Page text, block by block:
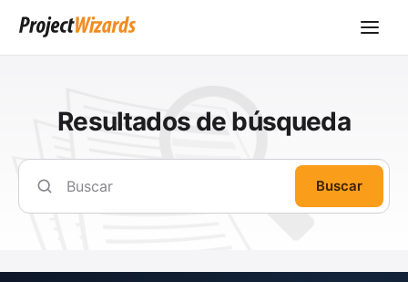
Resultados de búsqueda
Buscar